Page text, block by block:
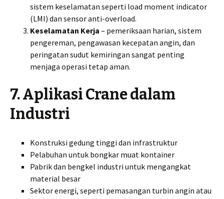
sistem keselamatan seperti load moment indicator
(LMI) dan sensor anti-overload.
Keselamatan Kerja – pemeriksaan harian, sistem
pengereman, pengawasan kecepatan angin, dan
peringatan sudut kemiringan sangat penting
menjaga operasi tetap aman.
7. Aplikasi Crane dalam
Industri
Konstruksi gedung tinggi dan infrastruktur
Pelabuhan untuk bongkar muat kontainer
Pabrik dan bengkel industri untuk mengangkat
material besar
Sektor energi, seperti pemasangan turbin angin atau